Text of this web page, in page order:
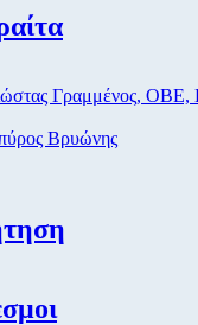
Γραμμένος, ΟΒΕ,
Βρυώνης